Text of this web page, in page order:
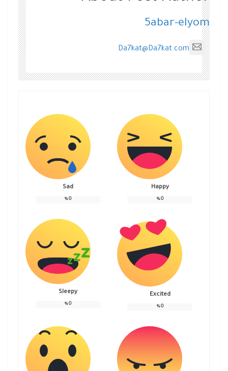
5abar-elyom
Da7kat@Da7kat.com
Happy
0
%
Sad
0
%
Excited
0
%
Sleepy
0
%